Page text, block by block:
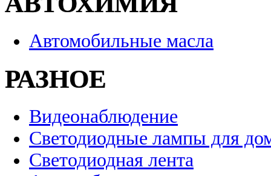
Автомобильные масла
РАЗНОЕ
Видеонаблюдение
Светодиодные лампы для
Светодиодная лента